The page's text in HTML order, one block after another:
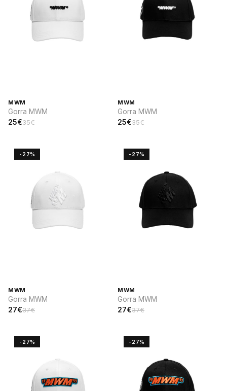
MWM
Gorra MWM
25€35€
MWM
Gorra MWM
25€35€
-27%
MWM
Gorra MWM
27€37€
-27%
MWM
Gorra MWM
27€37€
-27% -27%